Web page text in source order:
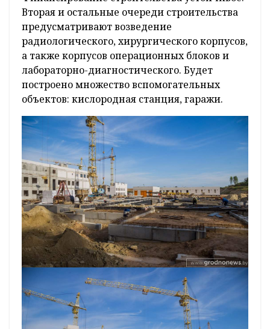
Вторая и остальные очереди строительства
предусматривают возведение
радиологического, хирургического корпусов,
а также корпусов операционных блоков и
лабораторно-диагностического. Будет
построено множество вспомогательных
объектов: кислородная станция, гаражи.